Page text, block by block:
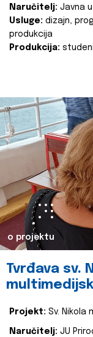
Naručitelj: Javna
Usluge: dizajn,
produkcija
Produkcija:
o projektu
Tvrđava sv.
Projekt: Sv. Nikola
Naručitelj: JU